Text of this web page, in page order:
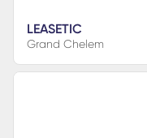
LEASETIC
Grand Chelem